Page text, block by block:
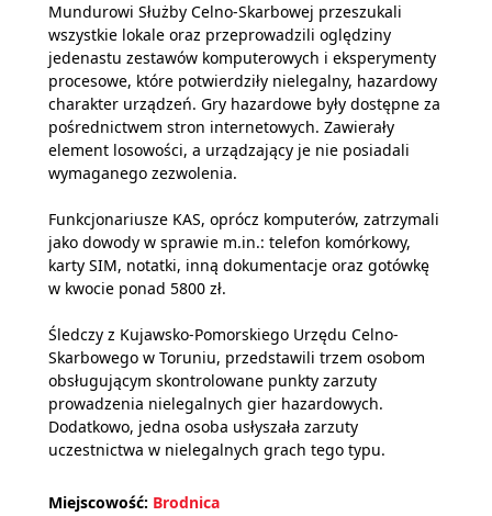
Mundurowi Służby Celno-Skarbowej przeszukali
wszystkie lokale oraz przeprowadzili oględziny
jedenastu zestawów komputerowych i eksperymenty
procesowe, które potwierdziły nielegalny, hazardowy
charakter urządzeń. Gry hazardowe były dostępne za
pośrednictwem stron internetowych. Zawierały
element losowości, a urządzający je nie posiadali
wymaganego zezwolenia.
Funkcjonariusze KAS, oprócz komputerów, zatrzymali
jako dowody w sprawie m.in.: telefon komórkowy,
karty SIM, notatki, inną dokumentacje oraz gotówkę
w kwocie ponad 5800 zł.
Śledczy z Kujawsko-Pomorskiego Urzędu Celno-
Skarbowego w Toruniu, przedstawili trzem osobom
obsługującym skontrolowane punkty zarzuty
prowadzenia nielegalnych gier hazardowych.
Dodatkowo, jedna osoba usłyszała zarzuty
uczestnictwa w nielegalnych grach tego typu.
Miejscowość: Brodnica